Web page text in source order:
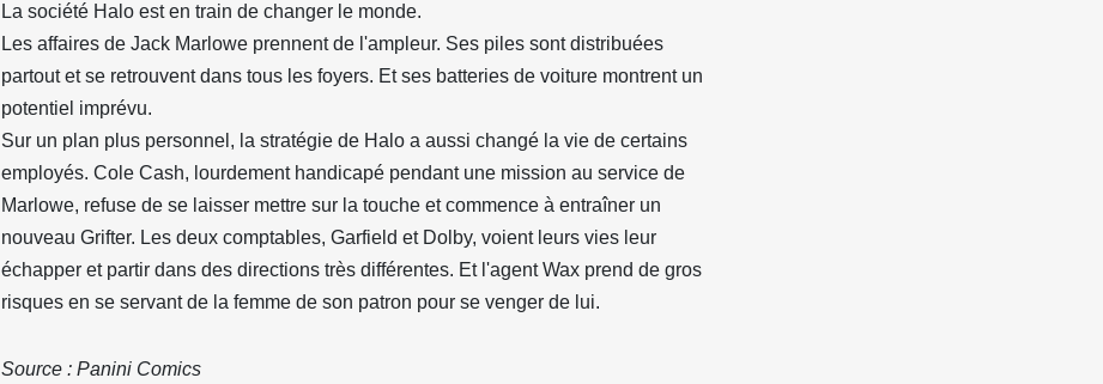
La société Halo est en train de changer le monde.
Les affaires de Jack Marlowe prennent de l'ampleur. Ses piles sont distribuées
partout et se retrouvent dans tous les foyers. Et ses batteries de voiture montrent un
potentiel imprévu.
Sur un plan plus personnel, la stratégie de Halo a aussi changé la vie de certains
employés. Cole Cash, lourdement handicapé pendant une mission au service de
Marlowe, refuse de se laisser mettre sur la touche et commence à entraîner un
nouveau Grifter. Les deux comptables, Garfield et Dolby, voient leurs vies leur
échapper et partir dans des directions très différentes. Et l'agent Wax prend de gros
risques en se servant de la femme de son patron pour se venger de lui.
Source : Panini Comics